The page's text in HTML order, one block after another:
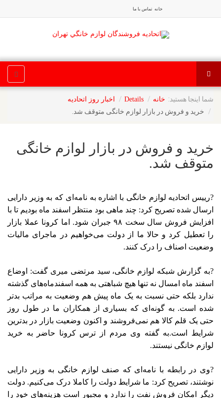
خانه تماس با ما
شما اینجا هستید: خانه Details اخبار روز اتحادیه
خرید و فروش در بازار لوازم خانگی متوقف شد.
خرید و فروش در بازار لوازم خانگی
متوقف شد.
?رییس اتحادیه لوازم خانگی با اشاره به نامه‌ای که به وزیر دارایی
ارسال شده تصریح کرد: چند ماهی بود منتظر اسفند ماه بودیم تا با
افزایش فروش سال سخت ۹۸ جبران شود. اما کرونا عملا بازار
را تعطیل کرد و حالا ما از دولت می‌خواهیم در ماجرای مالیات
وضعیت اصناف را درک کنند.
?به گزارش شبکه لوازم خانگی، سید مرتضی میری گفت: اوضاع
اسفند ماه امسال نه تنها هیچ شباهتی به همه اسفندماه‌های گذشته
ندارد بلکه حتی نسبت به یک ماه پیش هم وضعیت به مراتب بدتر
شده است. به گونه‌ای که بسیاری از همکاران ما در طول روز
حتی یک قلم کالا هم نمی‌فروشند و اکنون وضعیت بازار در بدترین
شرایط است.به گفته وی مردم از ترس کرونا حاضر به خرید
لوازم خانگی نیستند.
?وی در رابطه با نامه‌ای که صنف لوازم خانگی به وزیر دارایی
نوشتند، تصریح کرد: ما شرایط دولت را کاملا درک می‌کنیم. دولت
دیگر امکان فروش نفت را ندارد و مجبور است هزینه‌های خود را